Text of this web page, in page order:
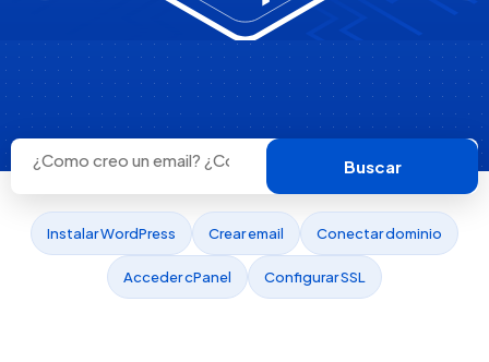
Buscar
Instalar WordPress Crear email Conectar dominio
Acceder cPanel Configurar SSL